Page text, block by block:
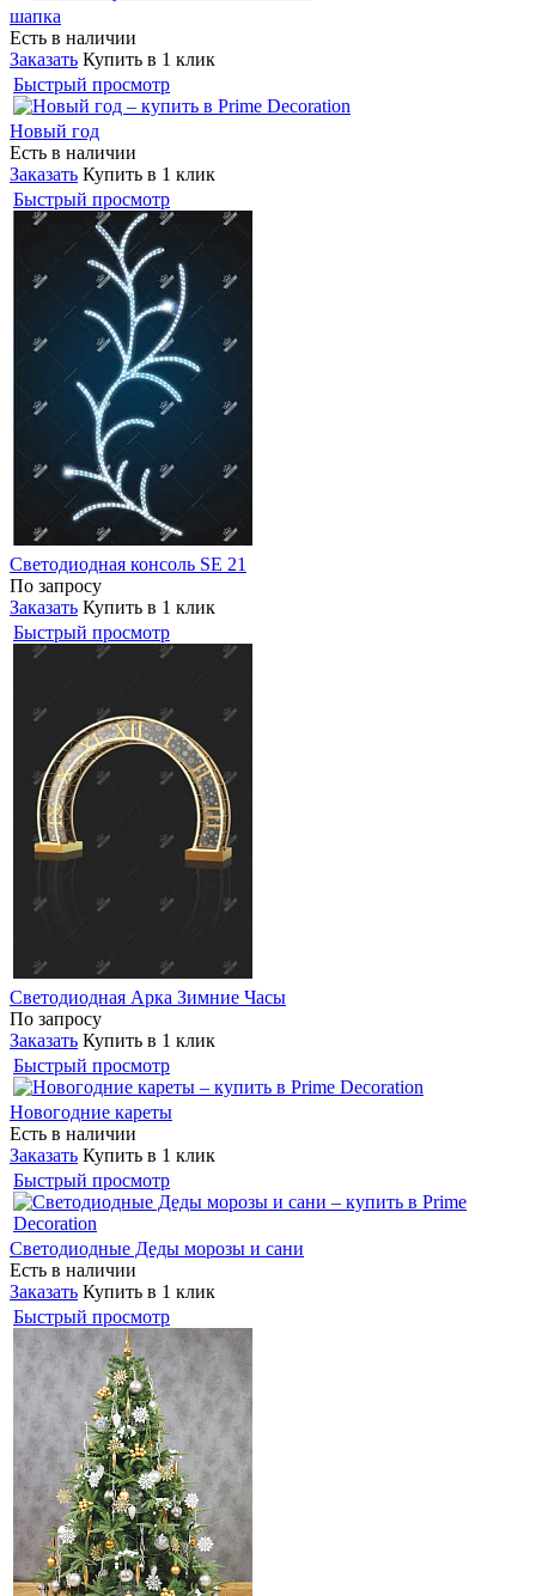
шапка
Есть в наличии
Заказать Купить в 1 клик
Быстрый просмотр
Новый год
Есть в наличии
Заказать Купить в 1 клик
Быстрый просмотр
Светодиодная консоль SE 21
По запросу
Заказать Купить в 1 клик
Быстрый просмотр
Светодиодная Арка Зимние Часы
По запросу
Заказать Купить в 1 клик
Быстрый просмотр
Новогодние кареты
Есть в наличии
Заказать Купить в 1 клик
Быстрый просмотр
Светодиодные Деды морозы и сани
Есть в наличии
Заказать Купить в 1 клик
Быстрый просмотр